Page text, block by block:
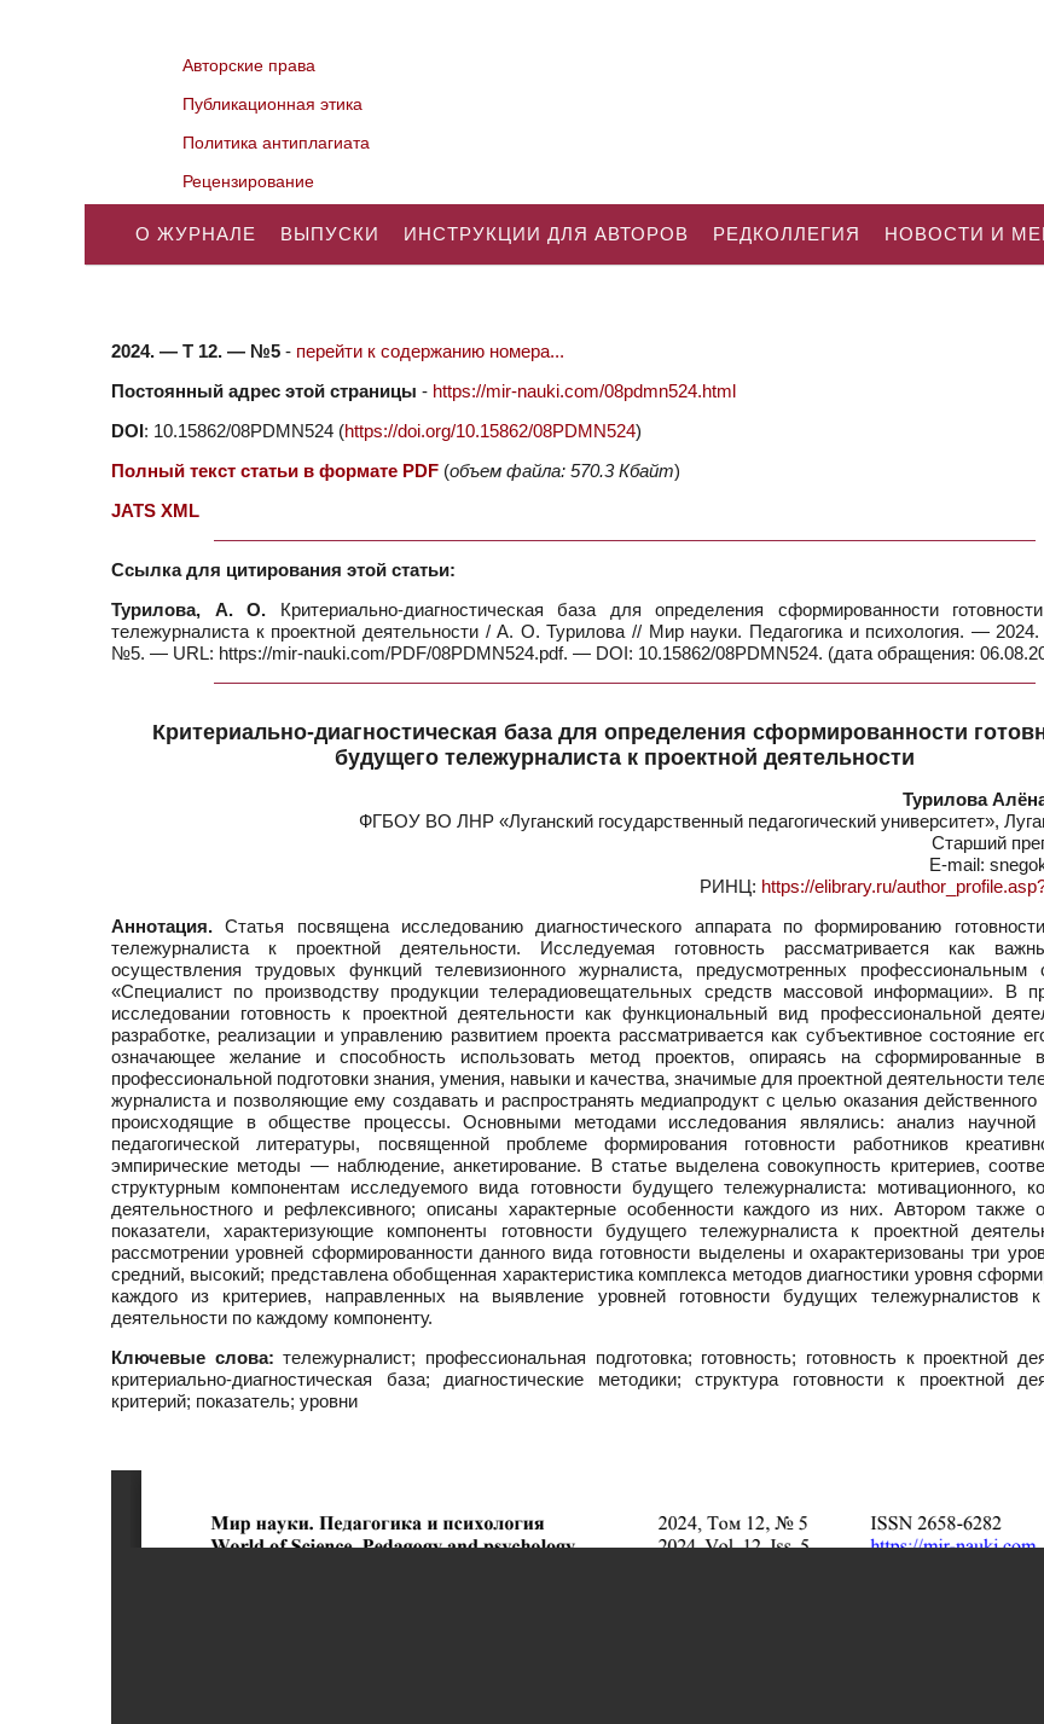
Авторские права
Публикационная этика
Политика антиплагиата
Рецензирование
О ЖУРНАЛЕ ВЫПУСКИ ИНСТРУКЦИИ ДЛЯ АВТОРОВ РЕДКОЛЛЕГИЯ НОВОСТИ И
2024. — Т 12. — №5 - перейти к содержанию номера...
Постоянный адрес этой страницы - https://mir-nauki.com/08pdmn524.html
DOI: 10.15862/08PDMN524 (https://doi.org/10.15862/08PDMN524)
Полный текст статьи в формате PDF (объем файла: 570.3 Кбайт)
JATS XML
Ссылка для цитирования этой статьи:
Турилова, А. О. Критериально-диагностическая база для определения сформированности
тележурналиста к проектной деятельности / А. О. Турилова // Мир науки. Педагогика и психология. —
№5. — URL: https://mir-nauki.com/PDF/08PDMN524.pdf. — DOI: 10.15862/08PDMN524. (дата обращения:
Критериально-диагностическая база для определения сформированности
будущего тележурналиста к проектной деятельности
Турилова
ФГБОУ ВО ЛНР «Луганский государственный педагогический университет»,
Старший
E-mail:
РИНЦ: https://elibrary.ru/
Аннотация. Статья посвящена исследованию диагностического аппарата по формированию
тележурналиста к проектной деятельности. Исследуемая готовность рассматривается как
осуществления трудовых функций телевизионного журналиста, предусмотренных профессиональным
«Специалист по производству продукции телерадиовещательных средств массовой информации». В
исследовании готовность к проектной деятельности как функциональный вид профессиональной
разработке, реализации и управлению развитием проекта рассматривается как субъективное состояние
означающее желание и способность использовать метод проектов, опираясь на сформированные
профессиональной подготовки знания, умения, навыки и качества, значимые для проектной деятельности
журналиста и позволяющие ему создавать и распространять медиапродукт с целью оказания действенного
происходящие в обществе процессы. Основными методами исследования являлись: анализ научной
педагогической литературы, посвященной проблеме формирования готовности работников
эмпирические методы — наблюдение, анкетирование. В статье выделена совокупность критериев,
структурным компонентам исследуемого вида готовности будущего тележурналиста: мотивационного,
деятельностного и рефлексивного; описаны характерные особенности каждого из них. Автором также
показатели, характеризующие компоненты готовности будущего тележурналиста к проектной
рассмотрении уровней сформированности данного вида готовности выделены и охарактеризованы три
средний, высокий; представлена обобщенная характеристика комплекса методов диагностики уровня
каждого из критериев, направленных на выявление уровней готовности будущих тележурналистов к
деятельности по каждому компоненту.
Ключевые слова: тележурналист; профессиональная подготовка; готовность; готовность к проектной
критериально-диагностическая база; диагностические методики; структура готовности к проектной
критерий; показатель; уровни